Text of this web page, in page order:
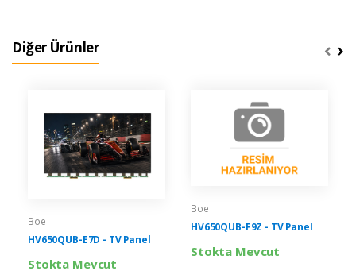
Diğer Ürünler
Boe
HV650QUB-E7D - TV Panel
Stokta Mevcut
Boe
HV650QUB-F9Z - TV Panel
Stokta Mevcut